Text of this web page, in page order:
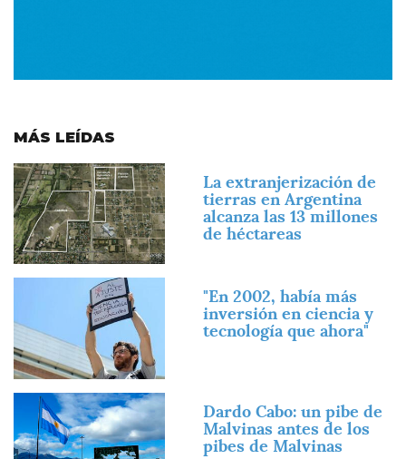
MÁS LEÍDAS
Imagen
La extranjerización de
tierras en Argentina
alcanza las 13 millones
de héctareas
"En 2002, había más
inversión en ciencia y
tecnología que ahora"
Imagen
Dardo Cabo: un pibe de
Malvinas antes de los
pibes de Malvinas